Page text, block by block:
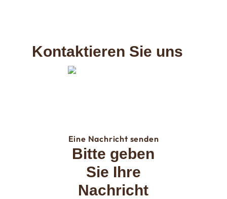
Kontaktieren Sie uns
Eine Nachricht senden
Bitte geben
Sie Ihre
Nachricht